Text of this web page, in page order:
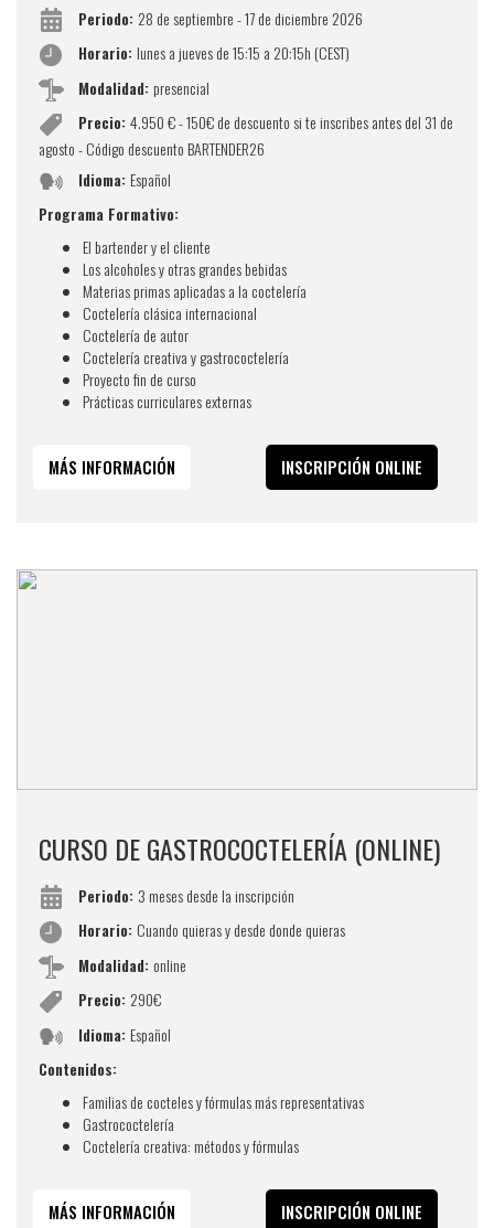
Periodo: 28 de septiembre - 17 de diciembre 2026
Horario: lunes a jueves de 15:15 a 20:15h (CEST)
Modalidad: presencial
Precio: 4.950 € - 150€ de descuento si te inscribes antes del 31 de
agosto - Código descuento BARTENDER26
Idioma: Español
Programa Formativo:
El bartender y el cliente
Los alcoholes y otras grandes bebidas
Materias primas aplicadas a la coctelería
Coctelería clásica internacional
Coctelería de autor
Coctelería creativa y gastrococtelería
Proyecto fin de curso
Prácticas curriculares externas
MÁS INFORMACIÓN INSCRIPCIÓN ONLINE
CURSO DE GASTROCOCTELERÍA (ONLINE)
Periodo: 3 meses desde la inscripción
Horario: Cuando quieras y desde donde quieras
Modalidad: online
Precio: 290€
Idioma: Español
Contenidos:
Familias de cocteles y fórmulas más representativas
Gastrococtelería
Coctelería creativa: métodos y fórmulas
MÁS INFORMACIÓN INSCRIPCIÓN ONLINE